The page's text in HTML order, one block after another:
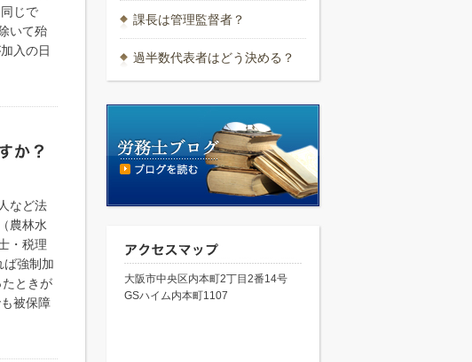
じで
いて殆
入の日
など法
農林水
・税理
ば強制加
ときが
被保障
課長は管理監督者？
過半数代表者はどう決める？
大阪市中央区内本町2丁目2番14号
GSハイム内本町1107